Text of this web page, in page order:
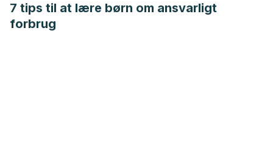
7 tips til at lære børn om ansvarligt
forbrug